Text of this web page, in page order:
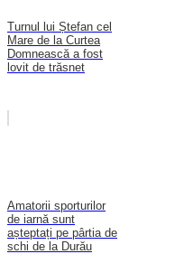
Turnul lui Ștefan cel
Mare de la Curtea
Domnească a fost
lovit de trăsnet
Amatorii sporturilor
de iarnă sunt
așteptați pe pârtia de
schi de la Durău